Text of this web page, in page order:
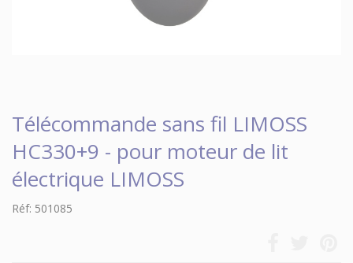
Télécommande sans fil LIMOSS
HC330+9 - pour moteur de lit
électrique LIMOSS
Réf: 501085